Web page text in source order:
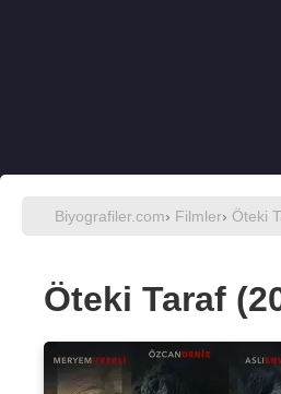
Biyografiler.com› Filmler› Öteki
Öteki Taraf